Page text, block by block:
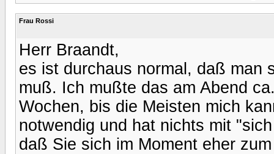
Frau Rossi
Herr Braandt,
es ist durchaus normal, daß man
muß. Ich mußte das am Abend
Wochen, bis die Meisten mich
notwendig und hat nichts mit
daß Sie sich im Moment eher